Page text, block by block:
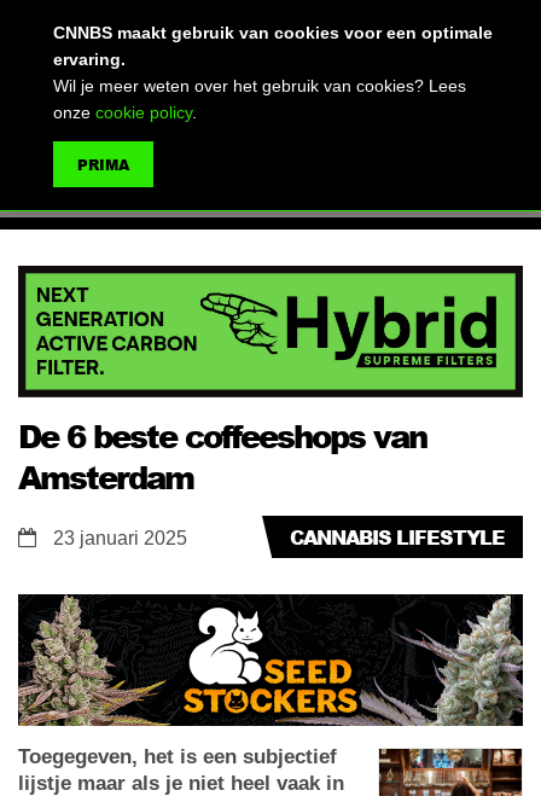
De 6 beste coffeeshops van
Amsterdam
CANNABIS LIFESTYLE
23 januari 2025
Toegegeven, het is een subjectief
lijstje maar als je niet heel vaak in
CNNBS maakt gebruik van cookies voor een optimale
ervaring.
Wil je meer weten over het gebruik van cookies? Lees
onze cookie policy.
PRIMA